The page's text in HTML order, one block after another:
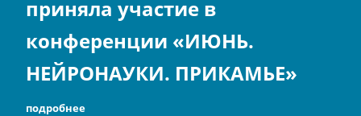
приняла участие в
конференции «ИЮНЬ.
НЕЙРОНАУКИ. ПРИКАМЬЕ»
подробнее